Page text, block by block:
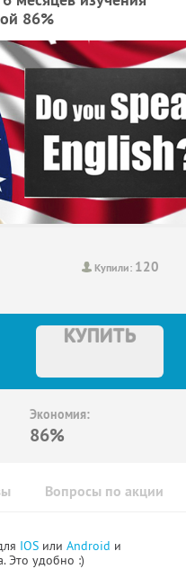
86%
Купили: 120
КУПИТЬ
Экономия:
86%
Вопросы по акции
IOS или Android и
Это удобно :)